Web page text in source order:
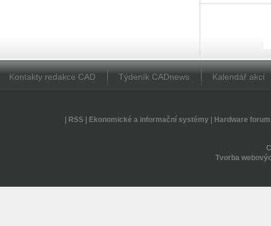
Kontakty redakce CAD Týdeník CADnews Kalendář akcí
RSS| Ekonomické a informační systémy| Hardware forum
Tvorba